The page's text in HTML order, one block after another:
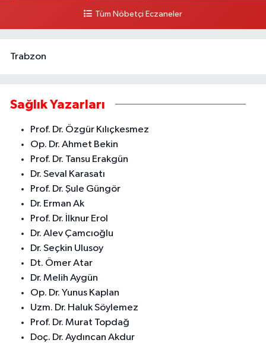
0 (324) 237 05 00
İstiklal Caddesi, Çelikler Apt. altı No:199 18-19 Akdeniz Mersin
Mersin
0 (324) 239 32 72
Tüm Nöbetçi Eczaneler
Trabzon
Sağlık Yazarları
Prof. Dr. Özgür Kılıçkesmez
Op. Dr. Ahmet Bekin
Prof. Dr. Tansu Erakgün
Dr. Seval Karasatı
Prof. Dr. Şule Güngör
Dr. Erman Ak
Prof. Dr. İlknur Erol
Dr. Alev Çamcıoğlu
Dr. Seçkin Ulusoy
Dt. Ömer Atar
Dr. Melih Aygün
Op. Dr. Yunus Kaplan
Uzm. Dr. Haluk Söylemez
Prof. Dr. Murat Topdağ
Doç. Dr. Aydıncan Akdur